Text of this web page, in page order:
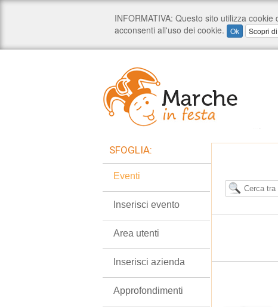
SFOGLIA:
Eventi
Inserisci evento
Area utenti
Inserisci azienda
Approfondimenti